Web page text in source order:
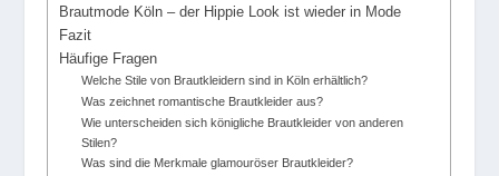
Brautmode Köln – der Hippie Look ist wieder in Mode
Fazit
Häufige Fragen
Welche Stile von Brautkleidern sind in Köln erhältlich?
Was zeichnet romantische Brautkleider aus?
Wie unterscheiden sich königliche Brautkleider von anderen
Stilen?
Was sind die Merkmale glamouröser Brautkleider?